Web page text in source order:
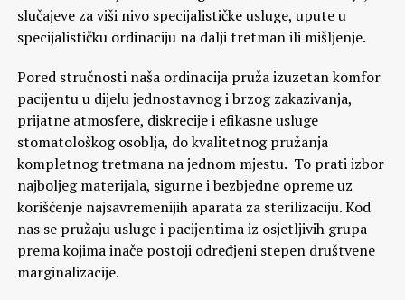
slučajeve za viši nivo specijalističke usluge, upute u
specijalističku ordinaciju na dalji tretman ili mišljenje.
Pored stručnosti naša ordinacija pruža izuzetan komfor
pacijentu u dijelu jednostavnog i brzog zakazivanja,
prijatne atmosfere, diskrecije i efikasne usluge
stomatološkog osoblja, do kvalitetnog pružanja
kompletnog tretmana na jednom mjestu. To prati izbor
najboljeg materijala, sigurne i bezbjedne opreme uz
korišćenje najsavremenijih aparata za sterilizaciju. Kod
nas se pružaju usluge i pacijentima iz osjetljivih grupa
prema kojima inače postoji određjeni stepen društvene
marginalizacije.